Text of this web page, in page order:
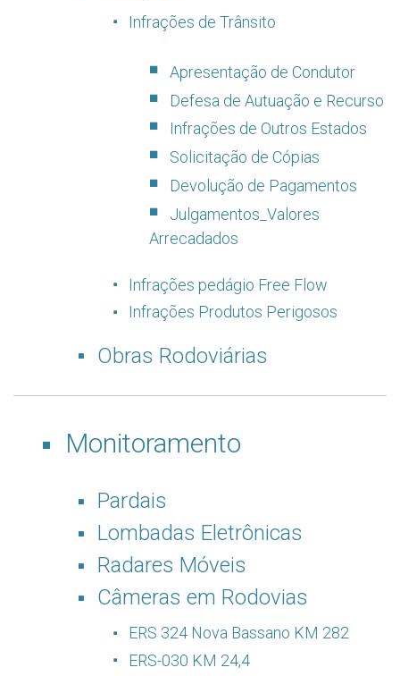
Infrações de Trânsito
Apresentação de Condutor
Defesa de Autuação e Recurso
Infrações de Outros Estados
Solicitação de Cópias
Devolução de Pagamentos
Julgamentos_Valores
Arrecadados
Infrações pedágio Free Flow
Infrações Produtos Perigosos
Obras Rodoviárias
Monitoramento
Pardais
Lombadas Eletrônicas
Radares Móveis
Câmeras em Rodovias
ERS 324 Nova Bassano KM 282
ERS-030 KM 24,4